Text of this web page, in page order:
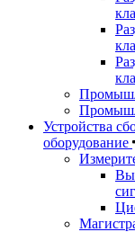
Устройства
оборудование